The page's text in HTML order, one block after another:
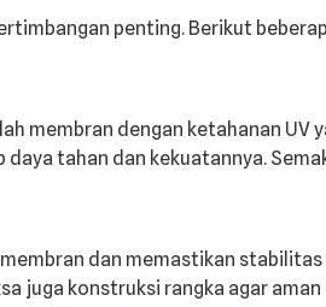
penting. Berikut
membran dengan ketahanan
tahan dan kekuatannya.
dan memastikan
juga konstruksi rangka agar